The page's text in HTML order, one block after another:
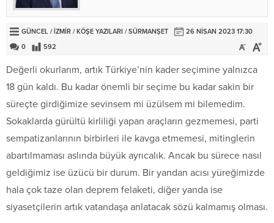
GÜNCEL /İZMİR /KÖŞE YAZILARI /SÜRMANŞET
26 NISAN 2023 17:30
0
592
Değerli okurlarım, artık Türkiye’nin kader seçimine yalnızca
18 gün kaldı. Bu kadar önemli bir seçime bu kadar sakin bir
süreçte girdiğimize sevinsem mi üzülsem mi bilemedim.
Sokaklarda gürültü kirliliği yapan araçların gezmemesi, parti
sempatizanlarının birbirleri ile kavga etmemesi, mitinglerin
abartılmaması aslında büyük ayrıcalık. Ancak bu sürece nasıl
geldiğimiz ise üzücü bir durum. Bir yandan acısı yüreğimizde
hala çok taze olan deprem felaketi, diğer yanda ise
siyasetçilerin artık vatandaşa anlatacak sözü kalmamış olması.